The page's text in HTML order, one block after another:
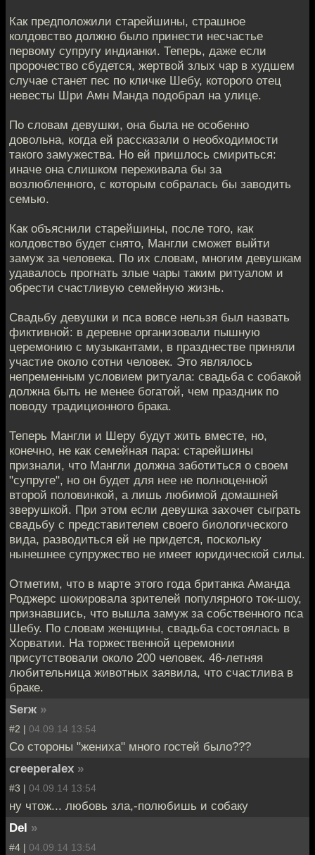
Как предположили старейшины, страшное
колдовство должно было принести несчастье
первому супругу индианки. Теперь, даже если
пророчество сбудется, жертвой злых чар в худшем
случае станет пес по кличке Шебу, которого отец
невесты Шри Амн Манда подобрал на улице.
По словам девушки, она была не особенно
довольна, когда ей рассказали о необходимости
такого замужества. Но ей пришлось смириться:
иначе она слишком переживала бы за
возлюбленного, с которым собралась бы заводить
семью.
Как объяснили старейшины, после того, как
колдовство будет снято, Мангли сможет выйти
замуж за человека. По их словам, многим девушкам
удавалось прогнать злые чары таким ритуалом и
обрести счастливую семейную жизнь.
Свадьбу девушки и пса вовсе нельзя был назвать
фиктивной: в деревне организовали пышную
церемонию с музыкантами, в празднестве приняли
участие около сотни человек. Это являлось
непременным условием ритуала: свадьба с собакой
должна быть не менее богатой, чем праздник по
поводу традиционного брака.
Теперь Мангли и Шеру будут жить вместе, но,
конечно, не как семейная пара: старейшины
признали, что Мангли должна заботиться о своем
"супруге", но он будет для нее не полноценной
второй половинкой, а лишь любимой домашней
зверушкой. При этом если девушка захочет сыграть
свадьбу с представителем своего биологического
вида, разводиться ей не придется, поскольку
нынешнее супружество не имеет юридической силы.
Отметим, что в марте этого года британка Аманда
Роджерс шокировала зрителей популярного ток-шоу,
признавшись, что вышла замуж за собственного пса
Шебу. По словам женщины, свадьба состоялась в
Хорватии. На торжественной церемонии
присутствовали около 200 человек. 46-летняя
любительница животных заявила, что счастлива в
браке.
Serж »
#2 | 04.09.14 13:54
Со стороны "жениха" много гостей было???
creeperalex »
#3 | 04.09.14 13:54
ну чтож... любовь зла,-полюбишь и собаку
Del »
#4 | 04.09.14 13:54